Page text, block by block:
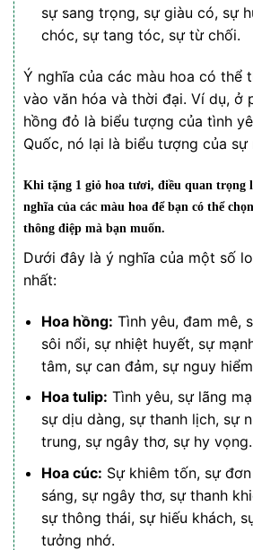
sự sang trọng, sự giàu có, sự
chóc, sự tang tóc, sự từ chối.
Ý nghĩa của các màu hoa có thể
vào văn hóa và thời đại. Ví dụ, ở
hồng đỏ là biểu tượng của tình
Quốc, nó lại là biểu tượng của sự
Khi tặng 1 giỏ hoa tươi, điều quan trọng
nghĩa của các màu hoa để bạn có thể
thông điệp mà bạn muốn.
Dưới đây là ý nghĩa của một số
nhất:
Hoa hồng: Tình yêu, đam mê,
sôi nổi, sự nhiệt huyết, sự
tâm, sự can đảm, sự nguy
Hoa tulip: Tình yêu, sự lãng
sự dịu dàng, sự thanh lịch, sự
trung, sự ngây thơ, sự hy vọng.
Hoa cúc: Sự khiêm tốn, sự
sáng, sự ngây thơ, sự thanh
sự thông thái, sự hiếu khách,
tưởng nhớ.